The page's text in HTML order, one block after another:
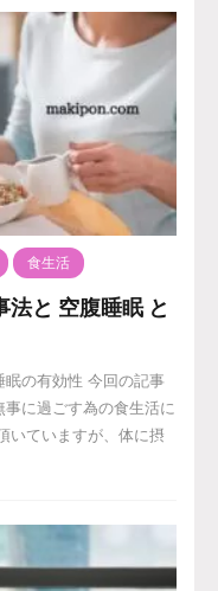
食生活
と 空腹睡眠 と
眠の有効性 今回の記事
に過ごす為の食生活に
いていますが、体に摂